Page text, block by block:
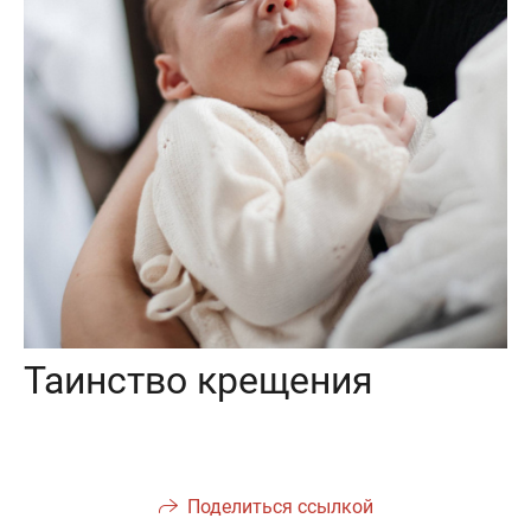
Таинство крещения
Поделиться ссылкой